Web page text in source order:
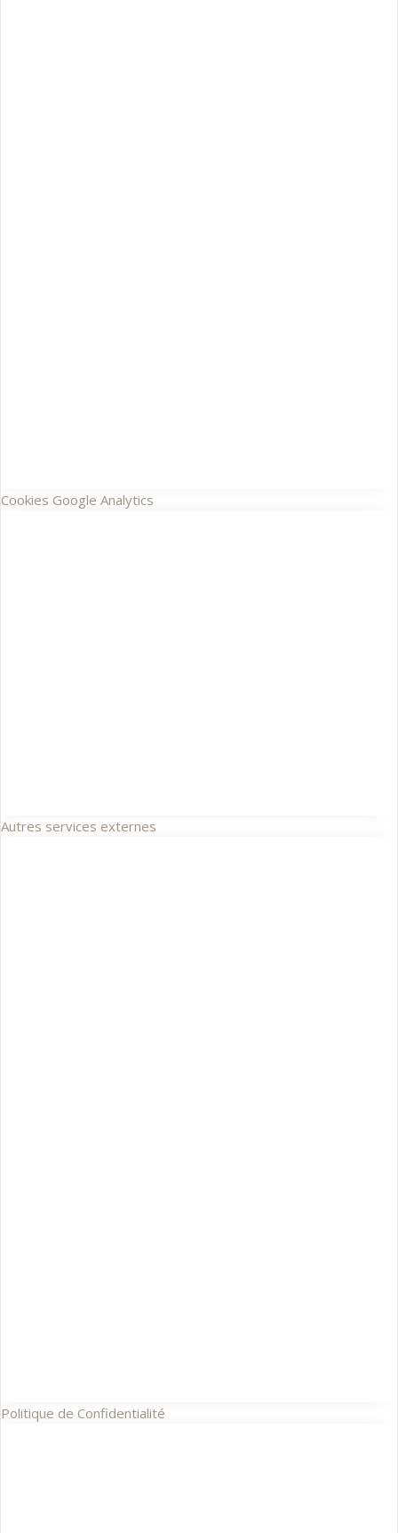
Cookies Google Analytics
Autres services externes
Politique de Confidentialité